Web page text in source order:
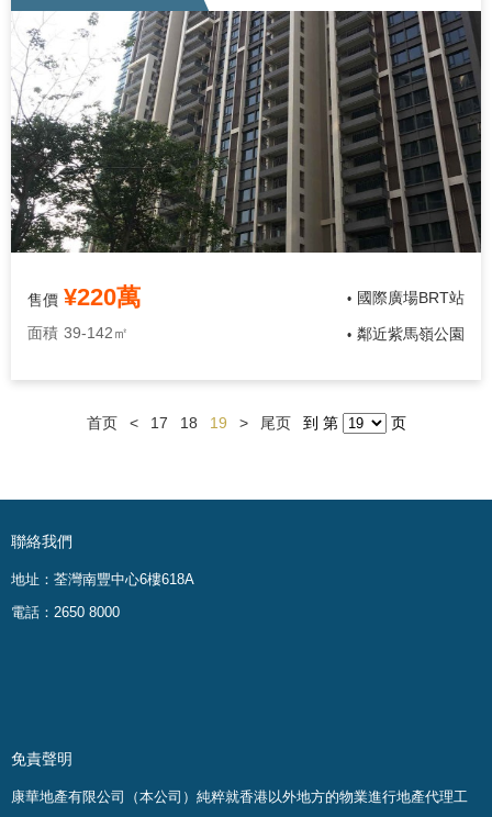
售價 ¥220萬
面積 39-142㎡
• 國際廣場BRT站
• 鄰近紫馬嶺公園
首页 < 17 18 19 > 尾页 到 第 页
聯絡我們
地址：荃灣南豐中心6樓618A
電話：2650 8000
免責聲明
康華地產有限公司（本公司）純粹就香港以外地方的物業進行地產代理工